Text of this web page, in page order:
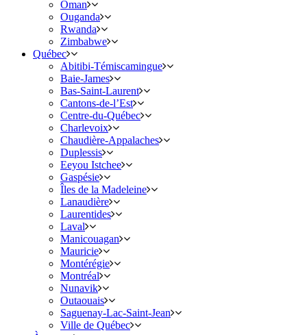
Oman
Ouganda
Rwanda
Zimbabwe
Québec
Abitibi-Témiscamingue
Baie-James
Bas-Saint-Laurent
Cantons-de-l’Est
Centre-du-Québec
Charlevoix
Chaudière-Appalaches
Duplessis
Eeyou Istchee
Gaspésie
Îles de la Madeleine
Lanaudière
Laurentides
Laval
Manicouagan
Mauricie
Montérégie
Montréal
Nunavik
Outaouais
Saguenay-Lac-Saint-Jean
Ville de Québec